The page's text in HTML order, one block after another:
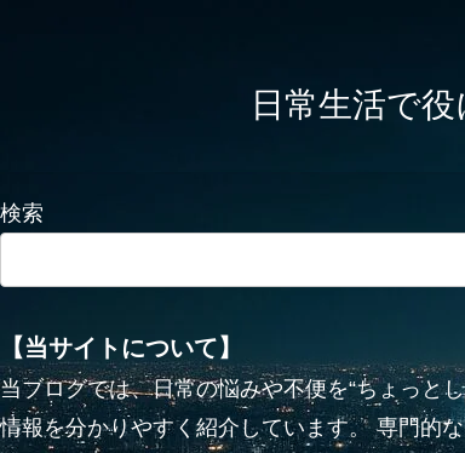
日常生活で
検索
【当サイトについて】
当ブログでは、日常の悩みや不便を“ちょっと
情報を分かりやすく紹介しています。 専門的